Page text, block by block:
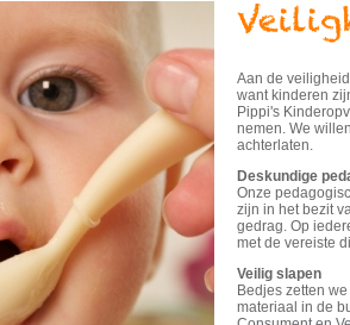
Aan de
want kinderen
Pippi's
nemen. We
achterlaten.
Deskundige
Onze
zijn in het bezit
gedrag. Op
met de vereiste
Veilig slapen
Bedjes zetten
materiaal in de